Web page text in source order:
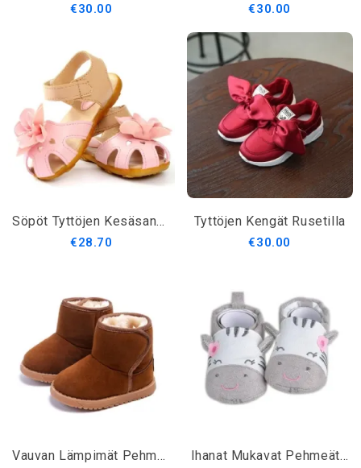
€30.00 €30.00
Söpöt Tyttöjen Kesäsandaalit
€28.70
Tyttöjen Kengät Rusetilla
€30.00
Vauvan Lämpimät Pehmoiset Lumisaappaat Ihanat Mukavat Pehmeät Vauvan Ensimmäiset Kävelylenkit